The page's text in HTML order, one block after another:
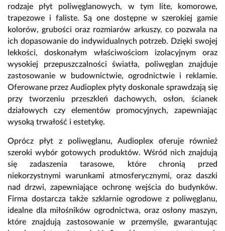
rodzaje płyt poliwęglanowych, w tym lite, komorowe,
trapezowe i faliste. Są one dostępne w szerokiej gamie
kolorów, grubości oraz rozmiarów arkuszy, co pozwala na
ich dopasowanie do indywidualnych potrzeb. Dzięki swojej
lekkości, doskonałym właściwościom izolacyjnym oraz
wysokiej przepuszczalności światła, poliwęglan znajduje
zastosowanie w budownictwie, ogrodnictwie i reklamie.
Oferowane przez Audioplex płyty doskonale sprawdzają się
przy tworzeniu przeszkleń dachowych, osłon, ścianek
działowych czy elementów promocyjnych, zapewniając
wysoką trwałość i estetykę.
Oprócz płyt z poliwęglanu, Audioplex oferuje również
szeroki wybór gotowych produktów. Wśród nich znajdują
się zadaszenia tarasowe, które chronią przed
niekorzystnymi warunkami atmosferycznymi, oraz daszki
nad drzwi, zapewniające ochronę wejścia do budynków.
Firma dostarcza także szklarnie ogrodowe z poliwęglanu,
idealne dla miłośników ogrodnictwa, oraz osłony maszyn,
które znajdują zastosowanie w przemyśle, gwarantując